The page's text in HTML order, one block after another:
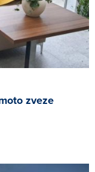
zveze